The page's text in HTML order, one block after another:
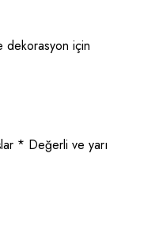
dekorasyon için
* Değerli ve yarı